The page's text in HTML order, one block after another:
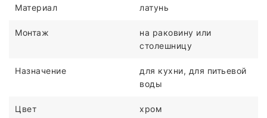
Материал латунь
Монтаж
на раковину или
столешницу
Назначение
для кухни, для питьевой
воды
Цвет хром